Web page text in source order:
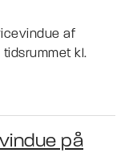
af
kl.
på